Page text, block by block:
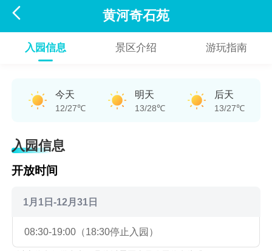
 黄河奇石苑
入园信息 景区介绍 游玩指南
今天
12/27℃
明天
13/28℃
后天
13/27℃
入园信息
开放时间
1月1日-12月31日
08:30-19:00（18:30停止入园）